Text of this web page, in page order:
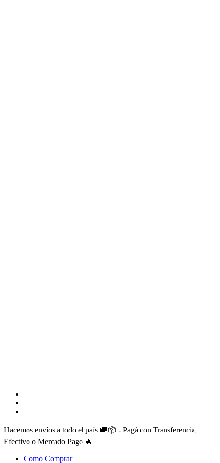
Hacemos envíos a todo el país 🚚📦 - Pagá con Transferencia,
Efectivo o Mercado Pago 🔥
Como Comprar